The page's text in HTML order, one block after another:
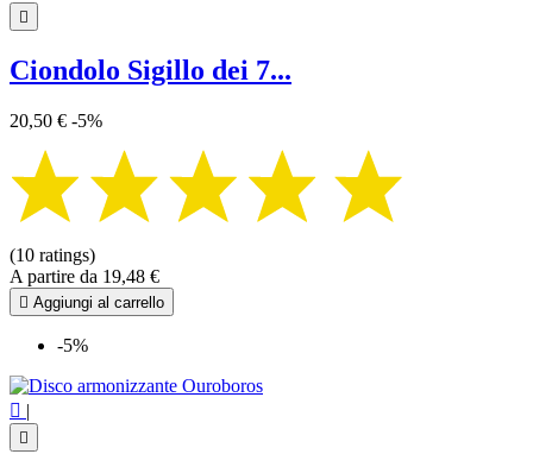

Ciondolo Sigillo dei 7...
20,50 € -5%
(10 ratings)
A partire da 19,48 €
 Aggiungi al carrello
-5%
 |
